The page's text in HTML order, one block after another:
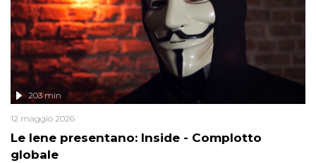
Le Iene presentano: Inside - Complotto
globale
203 min
12 maggio 2026